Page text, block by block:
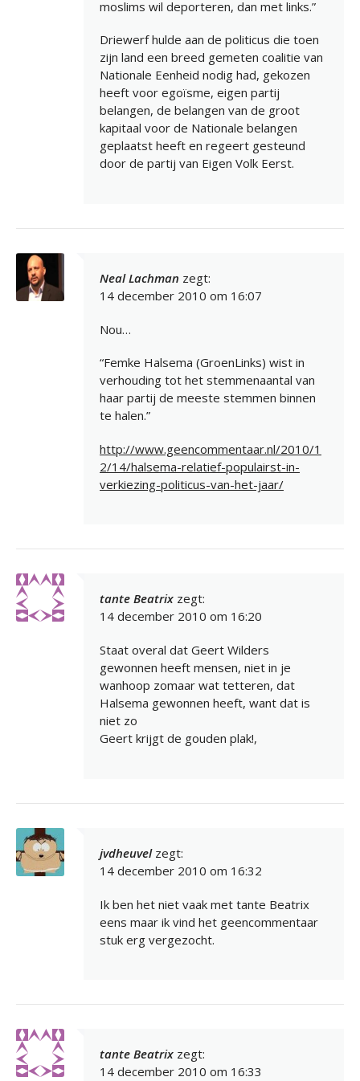
moslims wil deporteren, dan met links.”
Driewerf hulde aan de politicus die toen
zijn land een breed gemeten coalitie van
Nationale Eenheid nodig had, gekozen
heeft voor egoïsme, eigen partij
belangen, de belangen van de groot
kapitaal voor de Nationale belangen
geplaatst heeft en regeert gesteund
door de partij van Eigen Volk Eerst.
Neal Lachman zegt:
14 december 2010 om 16:07
Nou…
“Femke Halsema (GroenLinks) wist in
verhouding tot het stemmenaantal van
haar partij de meeste stemmen binnen
te halen.”
http://www.geencommentaar.nl/2010/1
2/14/halsema-relatief-populairst-in-
verkiezing-politicus-van-het-jaar/
tante Beatrix zegt:
14 december 2010 om 16:20
Staat overal dat Geert Wilders
gewonnen heeft mensen, niet in je
wanhoop zomaar wat tetteren, dat
Halsema gewonnen heeft, want dat is
niet zo
Geert krijgt de gouden plak!,
jvdheuvel zegt:
14 december 2010 om 16:32
Ik ben het niet vaak met tante Beatrix
eens maar ik vind het geencommentaar
stuk erg vergezocht.
tante Beatrix zegt:
14 december 2010 om 16:33